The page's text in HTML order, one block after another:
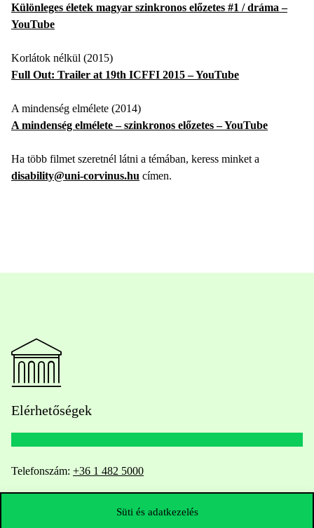
Süti és adatkezelés
Különleges életek magyar szinkronos előzetes #1 / dráma –
YouTube
Korlátok nélkül (2015)
Full Out: Trailer at 19th ICFFI 2015 – YouTube
A mindenség elmélete (2014)
A mindenség elmélete – szinkronos előzetes – YouTube
Ha több filmet szeretnél látni a témában, keress minket a
disability@uni-corvinus.hu címen.
Elérhetőségek
Telefonszám: +36 1 482 5000
Kérdésed van a felvételivel kapcsolatban?